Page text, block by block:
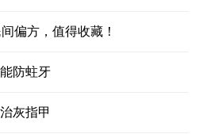
偏方，值得收藏！
防蛀牙
灰指甲